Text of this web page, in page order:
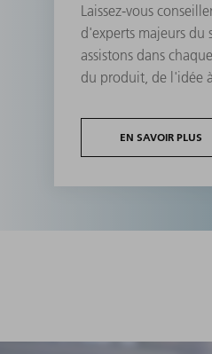
Laissez-vous
d'experts majeurs du
assistons dans
du produit, de l'idée
EN SAVOIR PLUS